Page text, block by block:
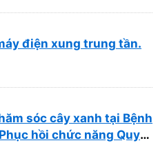
điện xung trung tần.
sóc cây xanh tại Bệnh
hồi chức năng Quy